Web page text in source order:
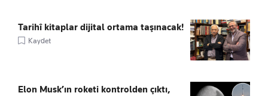
Tarihî kitaplar dijital ortama taşınacak!
Kaydet
Elon Musk’ın roketi kontrolden çıktı,